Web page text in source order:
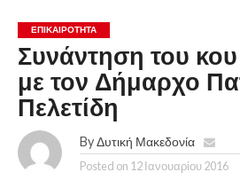
ΕΠΙΚΑΙΡΟΤΗΤΑ
Συνάντηση του
με τον Δήμαρχο
Πελετίδη
By Δυτική Μακεδονία
Posted on 12 Ιανουαρίου 2016